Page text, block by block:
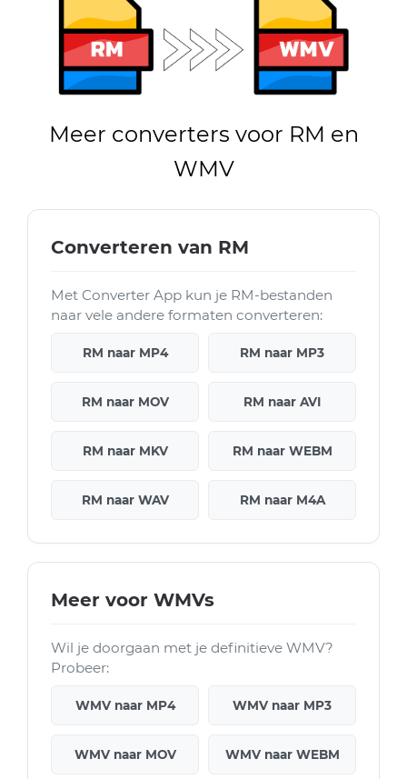
Meer converters voor RM en
WMV
Converteren van RM
Met Converter App kun je RM-bestanden
naar vele andere formaten converteren:
RM naar MP4 RM naar MP3
RM naar MOV RM naar AVI
RM naar MKV RM naar WEBM
RM naar WAV RM naar M4A
Meer voor WMVs
Wil je doorgaan met je definitieve WMV?
Probeer:
WMV naar MP4 WMV naar MP3
WMV naar MOV WMV naar WEBM